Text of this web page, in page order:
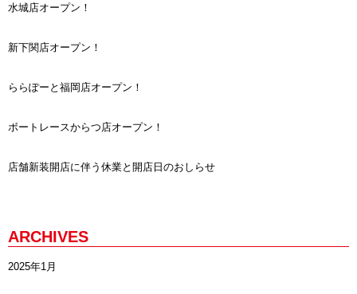
水城店オープン！
新下関店オープン！
ららぽーと福岡店オープン！
ボートレースからつ店オープン！
店舗新装開店に伴う休業と開店日のおしらせ
ARCHIVES
2025年1月